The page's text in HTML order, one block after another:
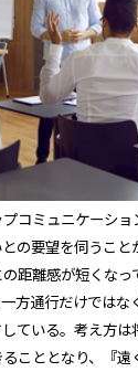
コミュニケーシ
の要望を伺うこ
距離感が短くな
方通行だけでは
ている。考え方
こととなり、『